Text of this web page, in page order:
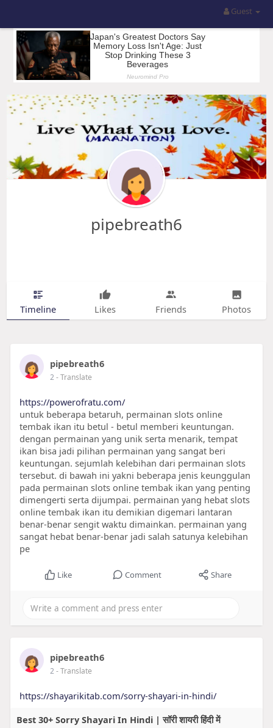
Guest
pipebreath6
Timeline Likes Friends Photos
pipebreath6
2- Translate
https://powerofratu.com/
untuk beberapa betaruh, permainan slots online
tembak ikan itu betul - betul memberi keuntungan.
dengan permainan yang unik serta menarik, tempat
ikan bisa jadi pilihan permainan yang sangat beri
keuntungan. sejumlah kelebihan dari permainan slots
tersebut. di bawah ini yakni beberapa jenis keunggulan
pada permainan slots online tembak ikan yang penting
dimengerti serta dijumpai. permainan yang hebat slots
online tembak ikan itu demikian digemari lantaran
benar-benar sengit waktu dimainkan. permainan yang
sangat hebat benar-benar jadi salah satunya kelebihan
pe
Like Comment Share
pipebreath6
2- Translate
https://shayarikitab.com/sorry-shayari-in-hindi/
Best 30+ Sorry Shayari In Hindi | सॉरी शायरी हिंदी में